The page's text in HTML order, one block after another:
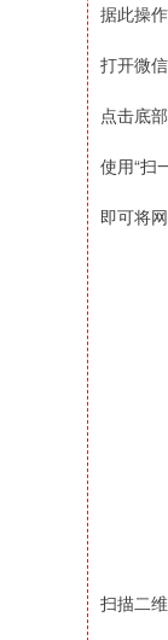
据此操
打开微信
点击底
使用“扫
即可将
扫描二